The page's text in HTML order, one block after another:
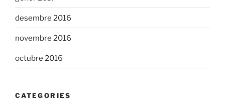
desembre 2016
novembre 2016
octubre 2016
CATEGORIES